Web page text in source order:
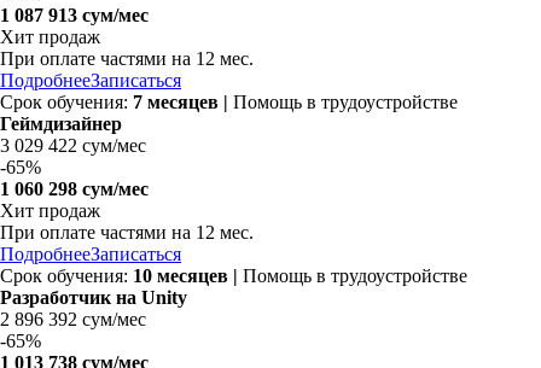
1 087 913 сум/мес
Хит продаж
При оплате частями на 12 мес.
ПодробнееЗаписаться
Срок обучения: 7 месяцев | Помощь в трудоустройстве
Геймдизайнер
3 029 422 сум/мес
-65%
1 060 298 сум/мес
Хит продаж
При оплате частями на 12 мес.
ПодробнееЗаписаться
Срок обучения: 10 месяцев | Помощь в трудоустройстве
Разработчик на Unity
2 896 392 сум/мес
-65%
1 013 738 сум/мес